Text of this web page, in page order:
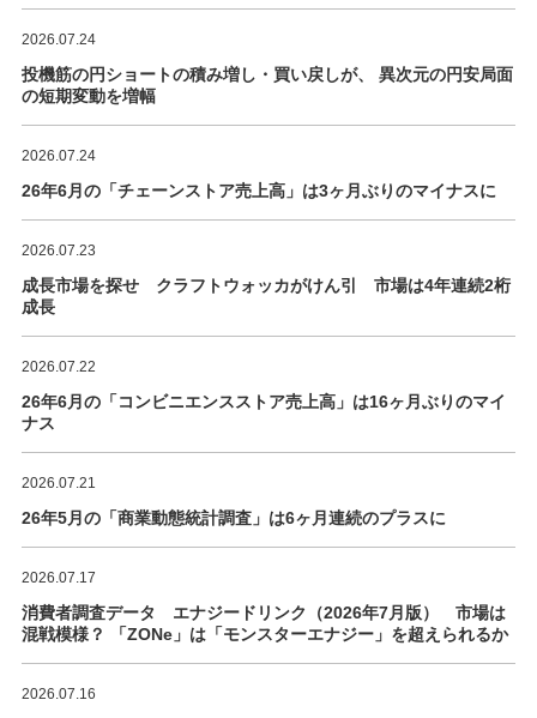
2026.07.24
投機筋の円ショートの積み増し・買い戻しが、 異次元の円安局面
の短期変動を増幅
2026.07.24
26年6月の「チェーンストア売上高」は3ヶ月ぶりのマイナスに
2026.07.23
成長市場を探せ クラフトウォッカがけん引 市場は4年連続2桁
成長
2026.07.22
26年6月の「コンビニエンスストア売上高」は16ヶ月ぶりのマイ
ナス
2026.07.21
26年5月の「商業動態統計調査」は6ヶ月連続のプラスに
2026.07.17
消費者調査データ エナジードリンク（2026年7月版） 市場は
混戦模様？ 「ZONe」は「モンスターエナジー」を超えられるか
2026.07.16